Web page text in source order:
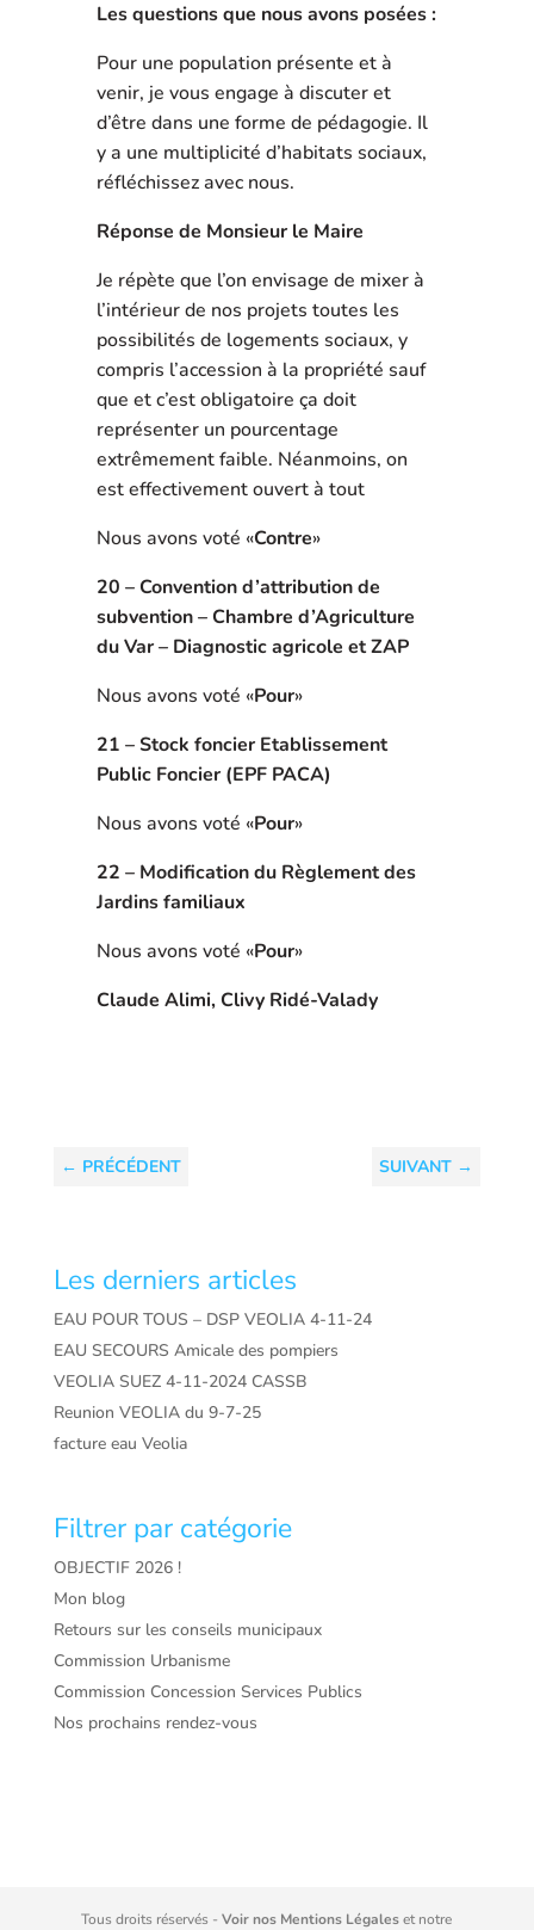
Les questions que nous avons posées :
Pour une population présente et à
venir, je vous engage à discuter et
d’être dans une forme de pédagogie. Il
y a une multiplicité d’habitats sociaux,
réfléchissez avec nous.
Réponse de Monsieur le Maire
Je répète que l’on envisage de mixer à
l’intérieur de nos projets toutes les
possibilités de logements sociaux, y
compris l’accession à la propriété sauf
que et c’est obligatoire ça doit
représenter un pourcentage
extrêmement faible. Néanmoins, on
est effectivement ouvert à tout
Nous avons voté «Contre»
20 – Convention d’attribution de
subvention – Chambre d’Agriculture
du Var – Diagnostic agricole et ZAP
Nous avons voté «Pour»
21 – Stock foncier Etablissement
Public Foncier (EPF PACA)
Nous avons voté «Pour»
22 – Modification du Règlement des
Jardins familiaux
Nous avons voté «Pour»
Claude Alimi, Clivy Ridé-Valady
← PRÉCÉDENT SUIVANT →
Les derniers articles
EAU POUR TOUS – DSP VEOLIA 4-11-24
EAU SECOURS Amicale des pompiers
VEOLIA SUEZ 4-11-2024 CASSB
Reunion VEOLIA du 9-7-25
facture eau Veolia
Filtrer par catégorie
OBJECTIF 2026 !
Mon blog
Retours sur les conseils municipaux
Commission Urbanisme
Commission Concession Services Publics
Nos prochains rendez-vous
Tous droits réservés -Voir nos Mentions Légaleset notre